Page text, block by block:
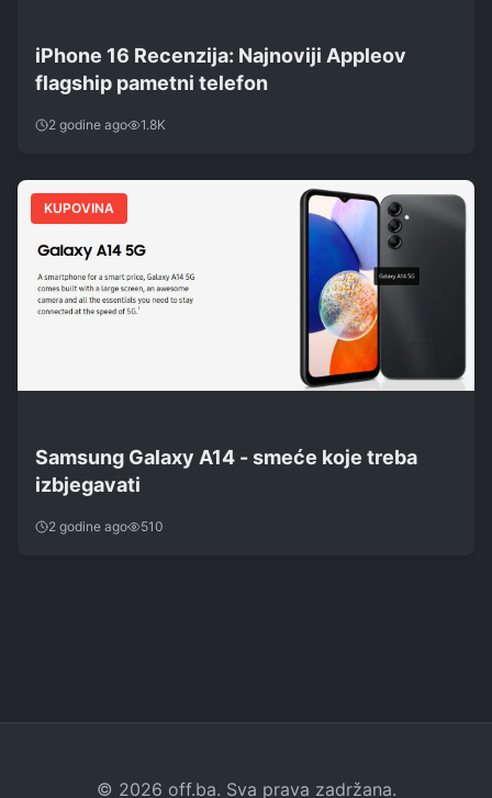
iPhone 16 Recenzija: Najnoviji Appleov
flagship pametni telefon
2 godine ago 1.8K
KUPOVINA
Samsung Galaxy A14 - smeće koje treba
izbjegavati
2 godine ago 510
© 2026 off.ba. Sva prava zadržana.